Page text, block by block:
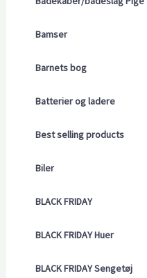
Bamser
Barnets bog
Batterier og ladere
Best selling products
Biler
BLACK FRIDAY
BLACK FRIDAY Huer
BLACK FRIDAY Sengetøj